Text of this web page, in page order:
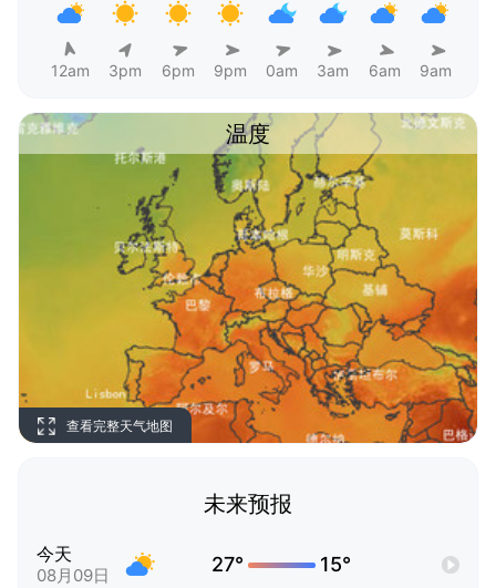
12am 3pm 6pm 9pm 0am 3am 6am 9am
温度
查看完整天气地图
未来预报
今天
08月09日 27° 15°